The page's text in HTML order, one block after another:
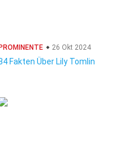
PROMINENTE 26 Okt 2024
Fakten Über Lily Tomlin